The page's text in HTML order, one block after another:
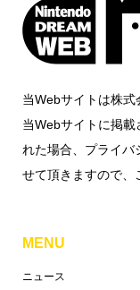
当Webサイトは株式
当Webサイトに掲載
れた場合、プライバ
せて頂きますので、
MENU
ニュース